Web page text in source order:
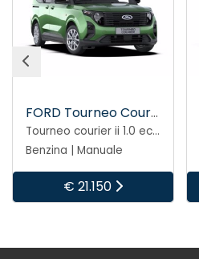
FORD Tourneo Courier
Tourneo courier ii 1.0 ecoboost 125cv titanium
Benzina | Manuale
€ 21.150